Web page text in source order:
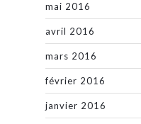
mai 2016
avril 2016
mars 2016
février 2016
janvier 2016